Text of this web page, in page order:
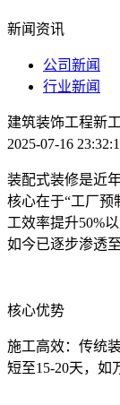
新闻资讯
公司新闻
行业新闻
建筑装饰工程新
2025-07-16
装配式装修是近
核心在于“工厂预
工效率提升50%
如今已逐步渗透
核心优势
施工高效：传统
短至15-20天，如